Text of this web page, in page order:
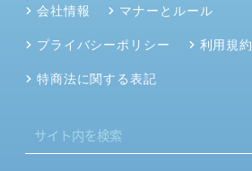
会社情報 マナーとルール
プライバシーポリシー 利用規約
特商法に関する表記